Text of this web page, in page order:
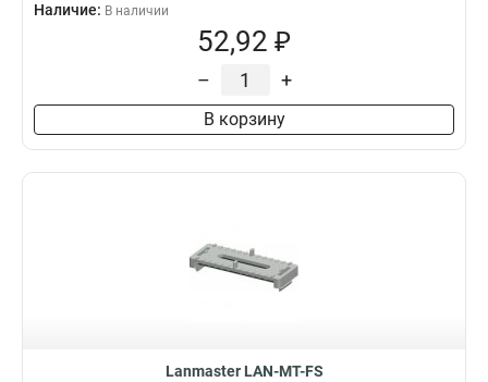
Наличие: В наличии
52,92 ₽
– +
В корзину
Lanmaster LAN-MT-FS